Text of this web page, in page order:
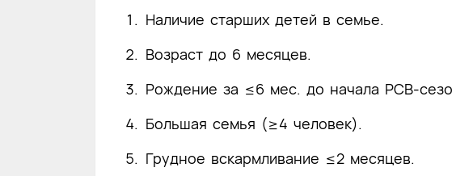
Наличие старших детей в семье.
Возраст до 6 месяцев.
Рождение за ≤6 мес. до начала РСВ-
Большая семья (≥4 человек).
Грудное вскармливание ≤2 месяцев.